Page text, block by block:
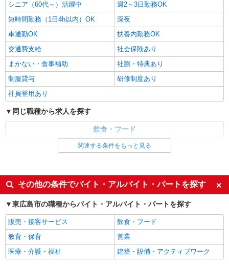
シニア（60代～）活躍中
週2～3日勤務OK
短時間勤務（1日4h以内）OK
深夜
車通勤OK
扶養内勤務OK
交通費支給
社会保険あり
まかない・食事補助
社割・特典あり
制服貸与
研修制度あり
社員登用あり
同じ職種から求人を探す
飲食・フード
ファストフード・デリ
調理・調理補助・調理師
未経験歓迎
高校生OK
大学生歓迎
ミドル（40代～）活躍中
週2～3日勤務OK
短時間勤務（1日4h以内）OK
深夜
車通勤OK
扶養内勤務OK
交通費支給
社会保険あり
まかない・食事補助
関連する条件をもっと見る
その他の条件でバイト・アルバイト・パートを探す
東広島市の職種からバイト・アルバイト・パートを探す
販売・接客サービス
飲食・フード
教育・保育
営業
医療・介護・福祉
建築・設備・アクティブワーク